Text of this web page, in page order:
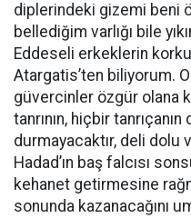
diplerindeki gizemi beni
bellediğim varlığı bile
Eddeseli erkeklerin
Atargatis’ten biliyorum.
güvercinler özgür olana
tanrının, hiçbir
durmayacaktır, deli dolu
Hadad’ın baş falcısı
kehanet getirmesine
sonunda kazanacağını